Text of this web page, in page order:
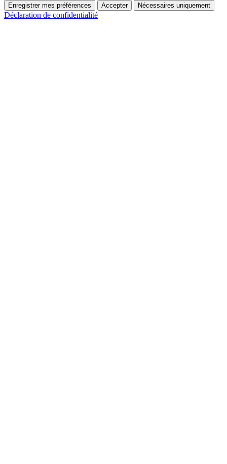
Enregistrer mes préférences Accepter Nécessaires uniquement
Déclaration de confidentialité